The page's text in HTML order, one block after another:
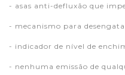
- asas anti-defluxão que
- mecanismo para
- indicador de nível de
- nenhuma emissão de